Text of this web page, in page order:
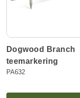
Dogwood Branch
teemarkering
PA632